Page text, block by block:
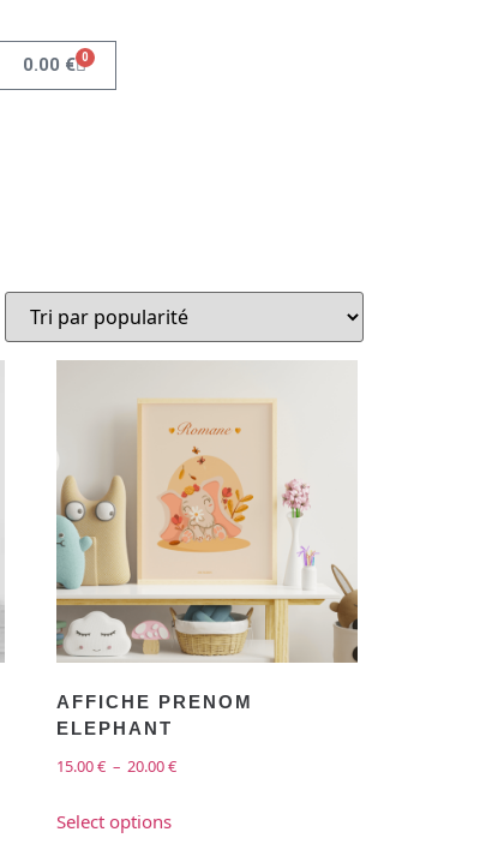
0.00 € 0
AFFICHE PRENOM
ELEPHANT
15.00€ – 20.00€
Select options